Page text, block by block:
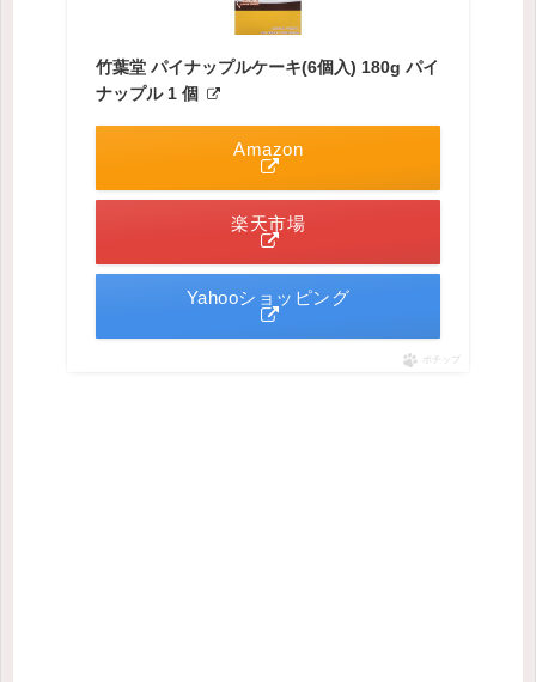
竹葉堂 パイナップルケーキ(6個入) 180g パイ
ナップル 1 個
Amazon
楽天市場
Yahooショッピング
ポチップ